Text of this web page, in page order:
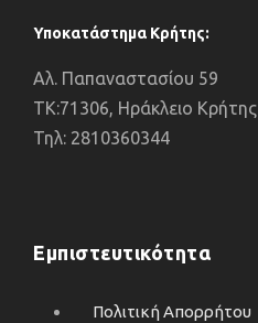
Υποκατάστημα Κρήτης:
Αλ. Παπαναστασίου 59
ΤΚ:71306, Ηράκλειο Κρήτης
Τηλ: 2810360344
Εμπιστευτικότητα
Πολιτική Απορρήτου